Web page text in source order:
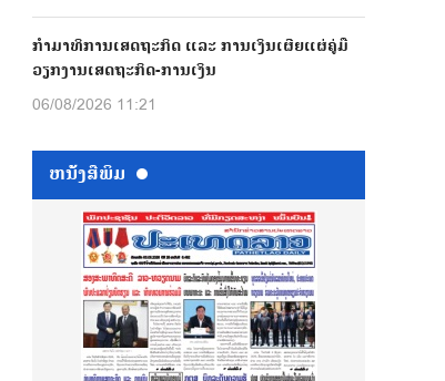
ກຳມາທິການເສດຖະກິດ ແລະ ການເງິນເຜີຍແຜ່ຄູ່ມື
ວຽກງານເສດຖະກິດ-ການເງິນ
06/08/2026 11:21
ຫນ້ັງສືພິມ